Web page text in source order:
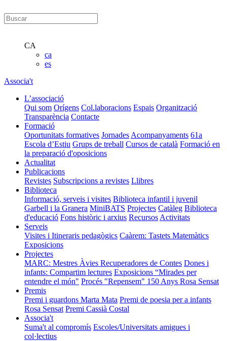
CA
ca
es
Associa't
L’associació
Qui som Orígens Col.laboracions Espais Organització
Transparència Contacte
Formació
Oportunitats formatives Jornades Acompanyaments 61a
Escola d’Estiu Grups de treball Cursos de català Formació en
la preparació d'oposicions
Actualitat
Publicacions
Revistes Subscripcions a revistes Llibres
Biblioteca
Informació, serveis i visites Biblioteca infantil i juvenil
Garbell i la Granera MiniBATS Projectes Catàleg Biblioteca
d'educació Fons històric i arxius Recursos Activitats
Serveis
Visites i Itineraris pedagògics Caàrem: Tastets Matemàtics
Exposicions
Projectes
MARC: Mestres Àvies Recuperadores de Contes Dones i
infants: Compartim lectures Exposicions “Mirades per
entendre el món" Procés "Repensem" 150 Anys Rosa Sensat
Premis
Premi i guardons Marta Mata Premi de poesia per a infants
Rosa Sensat Premi Cassià Costal
Associa't
Suma't al compromís Escoles/Universitats amigues i
col·lectius